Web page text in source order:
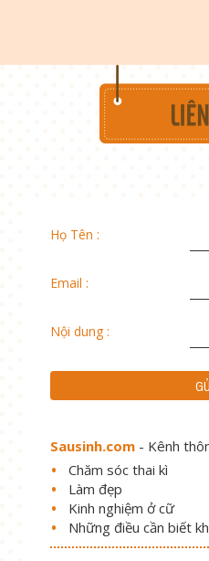
Họ Tên :
Email :
Nội dung :
Sausinh.com - Kênh
Chăm sóc thai kì
Làm đẹp
Kinh nghiệm ở cữ
Những điều cần biết